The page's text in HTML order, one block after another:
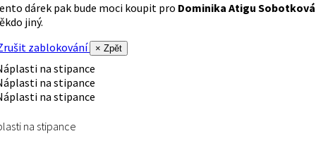
dárek pak bude moci koupit pro Dominika Atigu Sobotková
jiný.
zablokování
× Zpět
na stipance